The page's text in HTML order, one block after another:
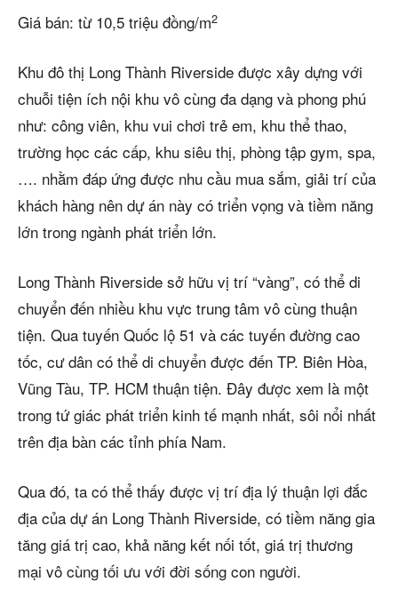
Giá bán: từ 10,5 triệu đồng/m2
Khu đô thị Long Thành Riverside được xây dựng với
chuỗi tiện ích nội khu vô cùng đa dạng và phong phú
như: công viên, khu vui chơi trẻ em, khu thể thao,
trường học các cấp, khu siêu thị, phòng tập gym, spa,
…. nhằm đáp ứng được nhu cầu mua sắm, giải trí của
khách hàng nên dự án này có triển vọng và tiềm năng
lớn trong ngành phát triển lớn.
Long Thành Riverside sở hữu vị trí “vàng”, có thể di
chuyển đến nhiều khu vực trung tâm vô cùng thuận
tiện. Qua tuyến Quốc lộ 51 và các tuyến đường cao
tốc, cư dân có thể di chuyển được đến TP. Biên Hòa,
Vũng Tàu, TP. HCM thuận tiện. Đây được xem là một
trong tứ giác phát triển kinh tế mạnh nhất, sôi nổi nhất
trên địa bàn các tỉnh phía Nam.
Qua đó, ta có thể thấy được vị trí địa lý thuận lợi đắc
địa của dự án Long Thành Riverside, có tiềm năng gia
tăng giá trị cao, khả năng kết nối tốt, giá trị thương
mại vô cùng tối ưu với đời sống con người.